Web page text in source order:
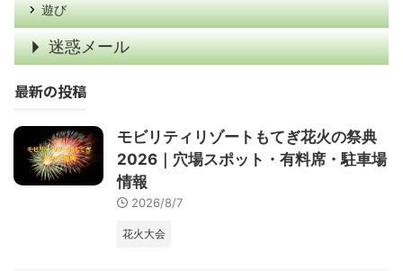
遊び
迷惑メール
最新の投稿
モビリティリゾートもてぎ花火の祭典
2026｜穴場スポット・有料席・駐車場
情報
2026/8/7
花火大会